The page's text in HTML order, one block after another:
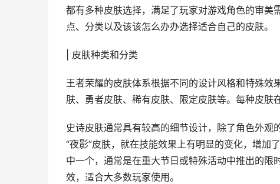
都有多种皮肤选择，满足了玩家对游戏角色的审
点、分类以及该该怎么办办选择适合自己的皮肤。
| 皮肤种类和分类
王者荣耀的皮肤体系根据不同的设计风格和特殊
肤、勇者皮肤、稀有皮肤、限定皮肤等。每种皮肤
史诗皮肤通常具有较高的细节设计，除了角色外
“夜影”皮肤，就在技能效果上有明显的变化，增加
中一个，通常是在重大节日或特殊活动中推出的
效，适合大多数玩家使用。